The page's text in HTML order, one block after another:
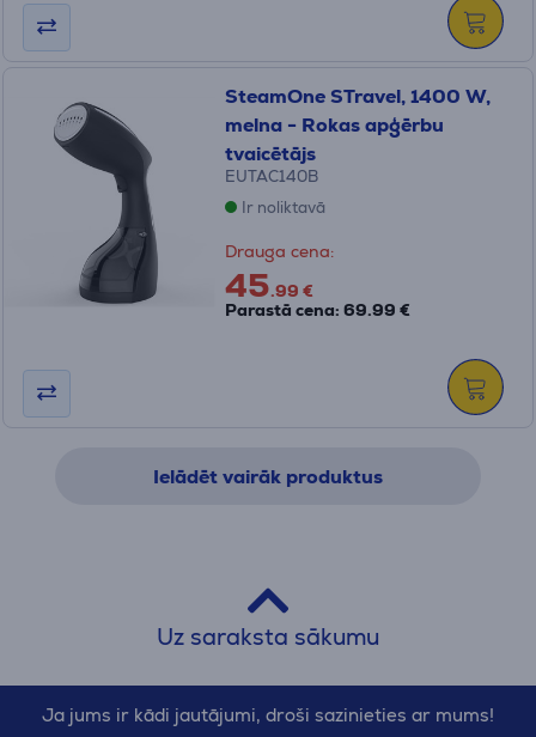
SteamOne STravel, 1400 W,
melna - Rokas apģērbu
tvaicētājs
EUTAC140B
Ir noliktavā
Drauga cena:
45.99 €
Parastā cena: 69.99 €
Ielādēt vairāk produktus
Uz saraksta sākumu
Ja jums ir kādi jautājumi, droši sazinieties ar mums!